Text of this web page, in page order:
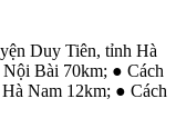
Duy Tiên, tỉnh Hà
Bài 70km; ● Cách
Nam 12km; ● Cách